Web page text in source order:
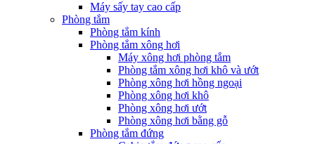
Máy sấy tay cao cấp
Phòng tắm
Phòng tắm kính
Phòng tắm xông hơi
Máy xông hơi phòng tắm
Phòng tắm xông hơi khô và ướt
Phòng xông hơi hồng ngoại
Phòng xông hơi khô
Phòng xông hơi ướt
Phòng xông hơi bằng gỗ
Phòng tắm đứng